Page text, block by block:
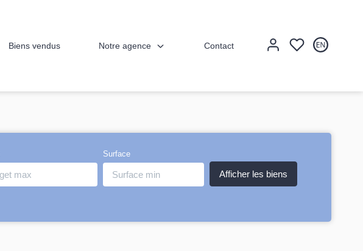
Biens vendus Notre agence Contact
Surface